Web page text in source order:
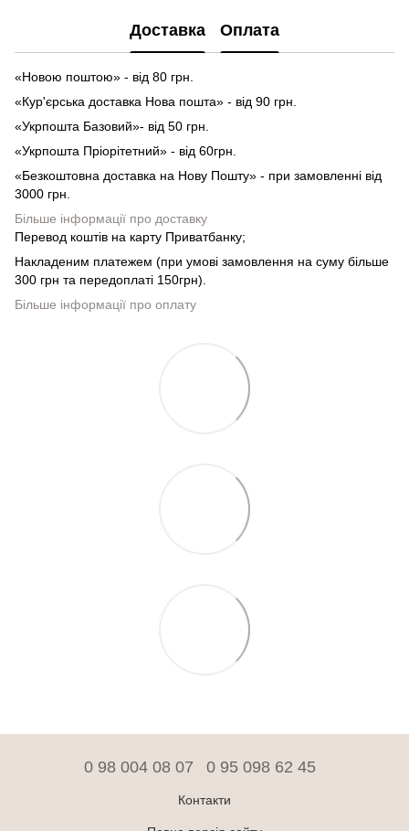
Доставка Оплата
«Новою поштою» - від 80 грн.
«Кур'єрська доставка Нова пошта» - від 90 грн.
«Укрпошта Базовий»- від 50 грн.
«Укрпошта Пріорітетний» - від 60грн.
«Безкоштовна доставка на Нову Пошту» - при замовленні від
3000 грн.
Більше інформації про доставку
Перевод коштів на карту Приватбанку;
Накладеним платежем (при умові замовлення на суму більше
300 грн та передоплаті 150грн).
Більше інформації про оплату
0 98 004 08 07 0 95 098 62 45
Контакти